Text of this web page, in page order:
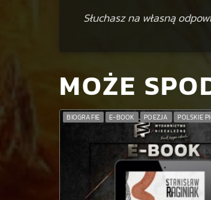
Słuchasz na własną
MOŻE
BIOGRAFIE E-BOOK POEZJA POLSKIE